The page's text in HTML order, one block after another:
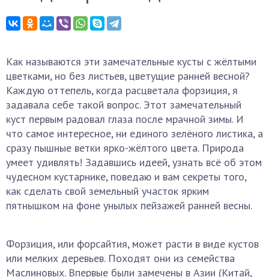
Как называются эти замечательные кусты с жёлтыми
цветками, но без листьев, цветущие ранней весной?
Каждую оттепель, когда расцветала форзиция, я
задавала себе такой вопрос. Этот замечательный
куст первым радовал глаза после мрачной зимы. И
что самое интересное, ни единого зелёного листика, а
сразу пышные ветки ярко-жёлтого цвета. Природа
умеет удивлять! Задавшись идеей, узнать всё об этом
чудесном кустарнике, поведаю и вам секреты того,
как сделать свой земельный участок ярким
пятнышком на фоне унылых пейзажей ранней весны.
Форзиция, или форсайтия, может расти в виде кустов
или мелких деревьев. Походят они из семейства
Маслиновых. Впервые были замечены в Азии (Китай,